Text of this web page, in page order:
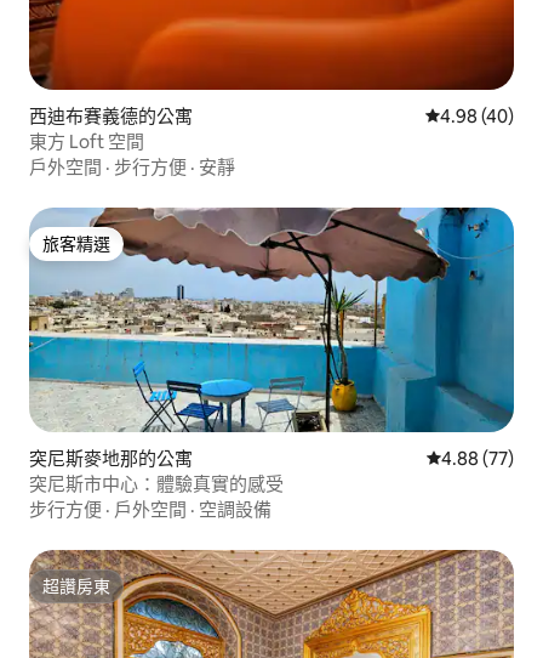
西迪布賽義德的公寓 從 40 則評價
4.98 (40)
東方 Loft 空間
戶外空間 · 步行方便 · 安靜
旅客精選
旅客精選
突尼斯麥地那的公寓 從 77 則評價
4.88 (77)
突尼斯市中心：體驗真實的感受
步行方便 · 戶外空間 · 空調設備
超讚房東
超讚房東